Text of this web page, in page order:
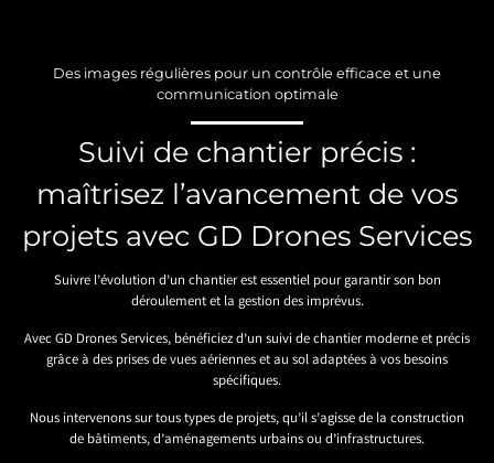
Des images régulières pour un contrôle efficace et une
communication optimale
Suivi de chantier précis :
maîtrisez l’avancement de vos
projets avec GD Drones Services
Suivre l’évolution d’un chantier est essentiel pour garantir son bon
déroulement et la gestion des imprévus.
Avec GD Drones Services, bénéficiez d’un suivi de chantier moderne et précis
grâce à des prises de vues aériennes et au sol adaptées à vos besoins
spécifiques.
Nous intervenons sur tous types de projets, qu’il s’agisse de la construction
de bâtiments, d’aménagements urbains ou d’infrastructures.